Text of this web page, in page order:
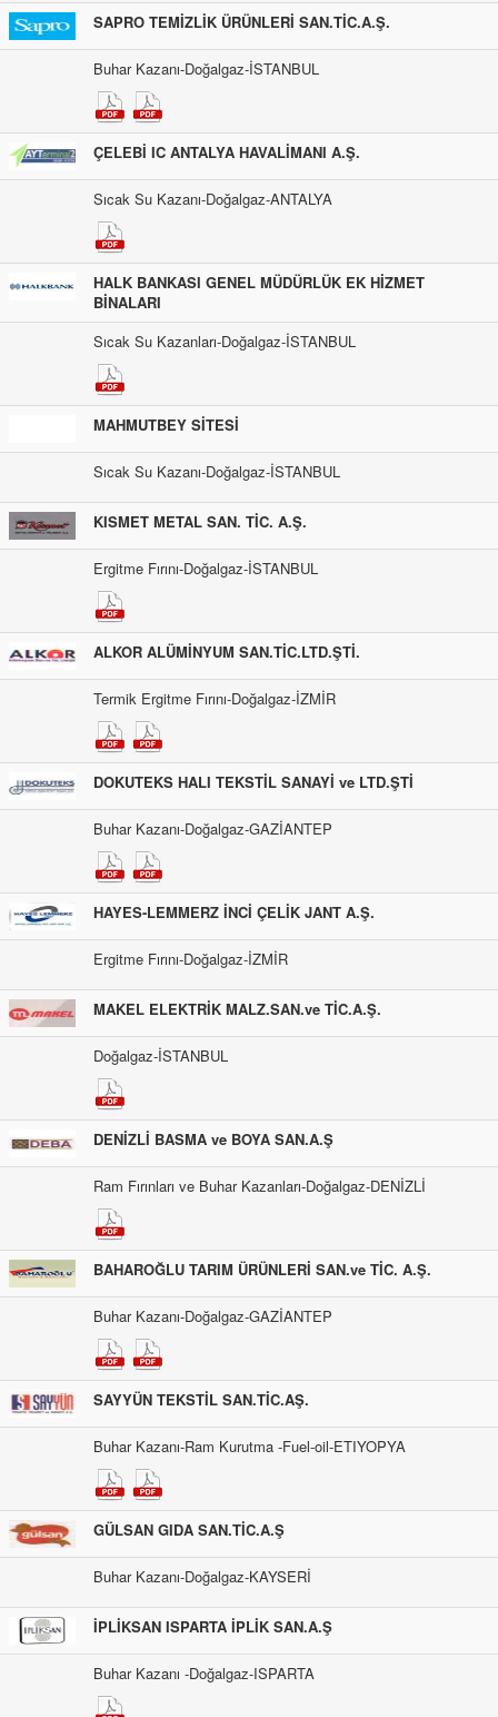
SAPRO TEMİZLİK ÜRÜNLERİ SAN.TİC.A.Ş.
Buhar Kazanı-Doğalgaz-İSTANBUL
ÇELEBİ IC ANTALYA HAVALİMANI A.Ş.
Sıcak Su Kazanı-Doğalgaz-ANTALYA
HALK BANKASI GENEL MÜDÜRLÜK EK HİZMET
BİNALARI
Sıcak Su Kazanları-Doğalgaz-İSTANBUL
MAHMUTBEY SİTESİ
Sıcak Su Kazanı-Doğalgaz-İSTANBUL
KISMET METAL SAN. TİC. A.Ş.
Ergitme Fırını-Doğalgaz-İSTANBUL
ALKOR ALÜMİNYUM SAN.TİC.LTD.ŞTİ.
Termik Ergitme Fırını-Doğalgaz-İZMİR
DOKUTEKS HALI TEKSTİL SANAYİ ve LTD.ŞTİ
Buhar Kazanı-Doğalgaz-GAZİANTEP
HAYES-LEMMERZ İNCİ ÇELİK JANT A.Ş.
Ergitme Fırını-Doğalgaz-İZMİR
MAKEL ELEKTRİK MALZ.SAN.ve TİC.A.Ş.
Doğalgaz-İSTANBUL
DENİZLİ BASMA ve BOYA SAN.A.Ş
Ram Fırınları ve Buhar Kazanları-Doğalgaz-DENİZLİ
BAHAROĞLU TARIM ÜRÜNLERİ SAN.ve TİC. A.Ş.
Buhar Kazanı-Doğalgaz-GAZİANTEP
SAYYÜN TEKSTİL SAN.TİC.AŞ.
Buhar Kazanı-Ram Kurutma -Fuel-oil-ETIYOPYA
GÜLSAN GIDA SAN.TİC.A.Ş
Buhar Kazanı-Doğalgaz-KAYSERİ
İPLİKSAN ISPARTA İPLİK SAN.A.Ş
Buhar Kazanı -Doğalgaz-ISPARTA